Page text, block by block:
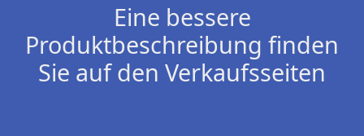
Eine bessere
Produktbeschreibung finden
Sie auf den Verkaufsseiten